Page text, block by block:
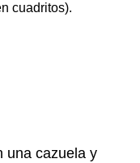
cuadritos).
una cazuela y